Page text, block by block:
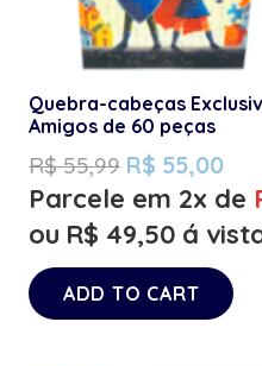
Quebra-cabeças
Amigos de 60 peças
R$55,99 R$ 55,00
Parcele em 2x de
ou R$ 49,50 á
ADD TO CART